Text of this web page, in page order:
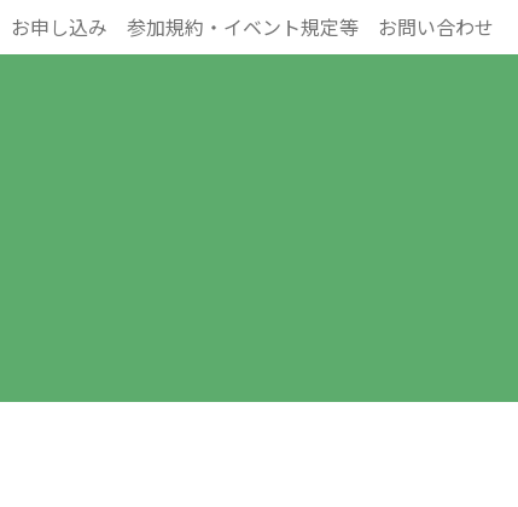
お申し込み 参加規約・イベント規定等 お問い合わせ